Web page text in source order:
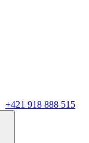
+421 918 888 515